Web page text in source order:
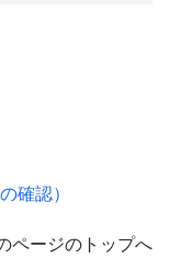
確認）
ページのトップへ